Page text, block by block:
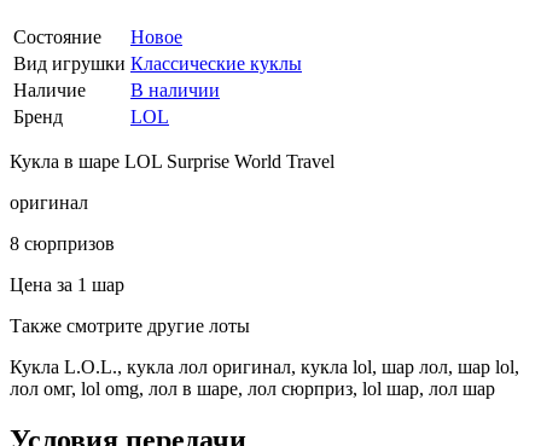
Состояние
Новое
Вид игрушки Классические куклы
Наличие
В наличии
Бренд
LOL
Кукла в шаре LOL Surprise World Travel
оригинал
8 сюрпризов
Цена за 1 шар
Также смотрите другие лоты
Кукла L.O.L., кукла лол оригинал, кукла lol, шар лол, шар lol,
лол омг, lol omg, лол в шаре, лол сюрприз, lol шар, лол шар